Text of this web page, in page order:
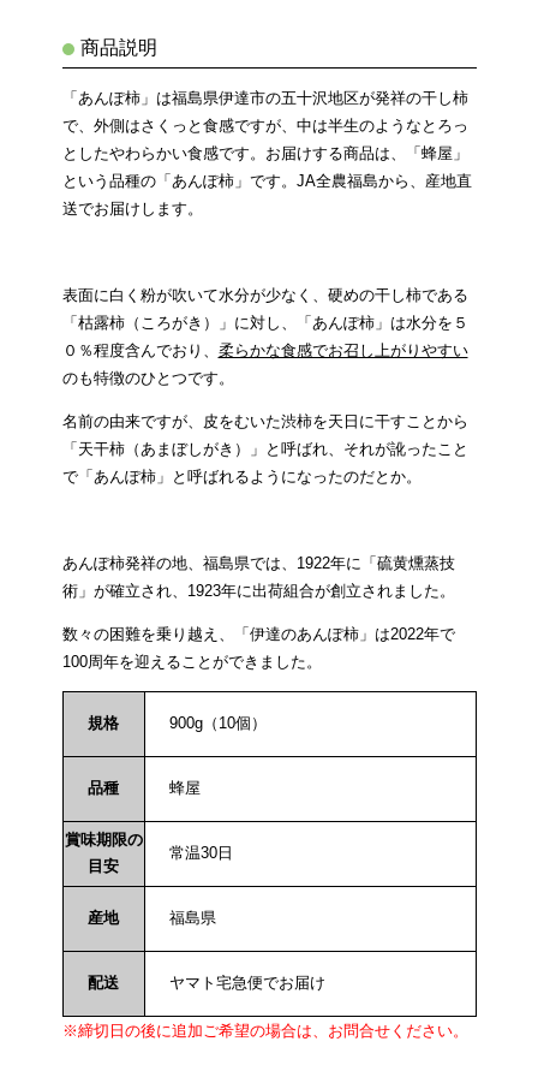
商品説明
「あんぽ柿」は福島県伊達市の五十沢地区が発祥の干し柿
で、外側はさくっと食感ですが、中は半生のようなとろっ
としたやわらかい食感です。お届けする商品は、「蜂屋」
という品種の「あんぽ柿」です。JA全農福島から、産地直
送でお届けします。
表面に白く粉が吹いて水分が少なく、硬めの干し柿である
「枯露柿（ころがき）」に対し、「あんぽ柿」は水分を５
０％程度含んでおり、 柔らかな食感でお召し上がりやすい
のも特徴のひとつです。
名前の由来ですが、皮をむいた渋柿を天日に干すことから
「天干柿（あまぼしがき）」と呼ばれ、それが訛ったこと
で「あんぽ柿」と呼ばれるようになったのだとか。
あんぽ柿発祥の地、福島県では、1922年に「硫黄燻蒸技
術」が確立され、1923年に出荷組合が創立されました。
数々の困難を乗り越え、「伊達のあんぽ柿」は2022年で
100周年を迎えることができました。
規格 900g（10個）
品種 蜂屋
賞味期限の
目安
常温30日
産地 福島県
配送 ヤマト宅急便でお届け
※締切日の後に追加ご希望の場合は、お問合せください。